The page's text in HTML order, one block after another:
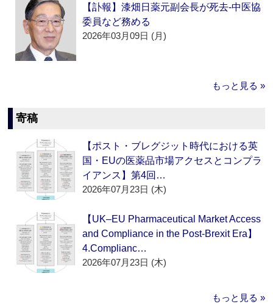
【訃報】漆畑日薬元副会長が死去‐中医協
委員など務める
2026年03月09日 (月)
もっと見る »
寄稿
【ポスト・ブレグジット時代における英
国・EUの医薬品市場アクセスとコンプラ
イアンス】第4回…
2026年07月23日 (木)
【UK–EU Pharmaceutical Market Access
and Compliance in the Post-Brexit Era】
4.Complianc…
2026年07月23日 (木)
もっと見る »